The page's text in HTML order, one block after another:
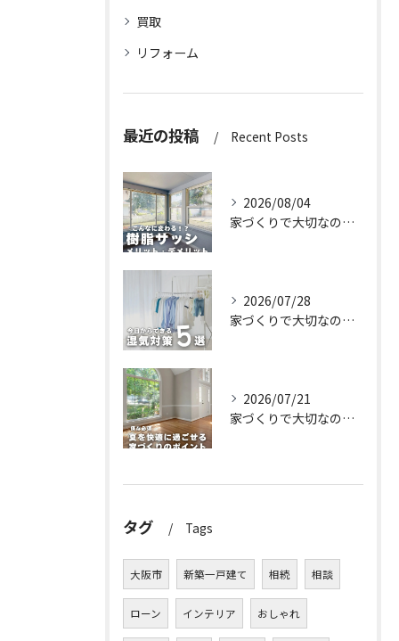
買取
リフォーム
最近の投稿 Recent Posts
2026/08/04
家づくりで大切なのは、住んでからの快適さ🌿
2026/07/28
家づくりで大切なのは、住んでからの快適さ🌿
2026/07/21
家づくりで大切なのは、住んでからの快適さ🌿
タグ Tags
大阪市 新築一戸建て 相続 相談
ローン インテリア おしゃれ